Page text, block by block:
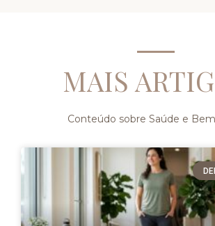
MAIS
Conteúdo sobre Saúde e